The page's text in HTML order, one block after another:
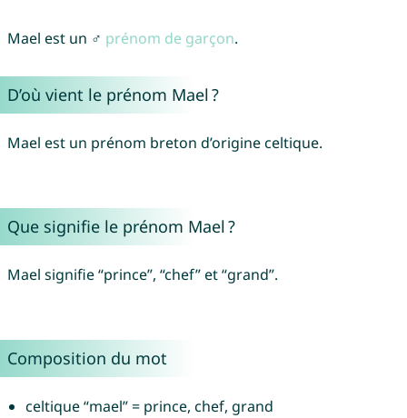
Mael est un ♂ prénom de garçon.
D’où vient le prénom Mael ?
Mael est un prénom breton d’origine celtique.
Que signifie le prénom Mael ?
Mael signifie “prince”, “chef” et “grand”.
Composition du mot
celtique “mael” = prince, chef, grand